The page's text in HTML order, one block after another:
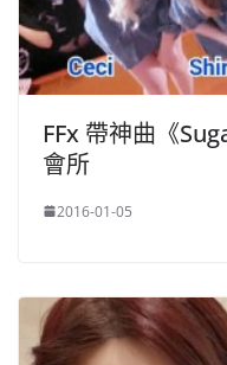
FFx 帶神曲《
會所
2016-01-05